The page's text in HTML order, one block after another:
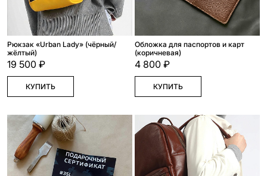
Рюкзак «Urban Lady» (чёрный/
жёлтый)
19 500 ₽
КУПИТЬ
Обложка для паспортов и карт
(коричневая)
4 800 ₽
КУПИТЬ